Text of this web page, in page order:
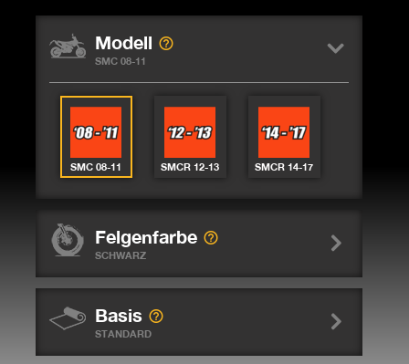
Modell
SMC 08-11
SMC 08-11 SMCR 12-13 SMCR 14-17
Felgenfarbe
SCHWARZ
Basis
STANDARD